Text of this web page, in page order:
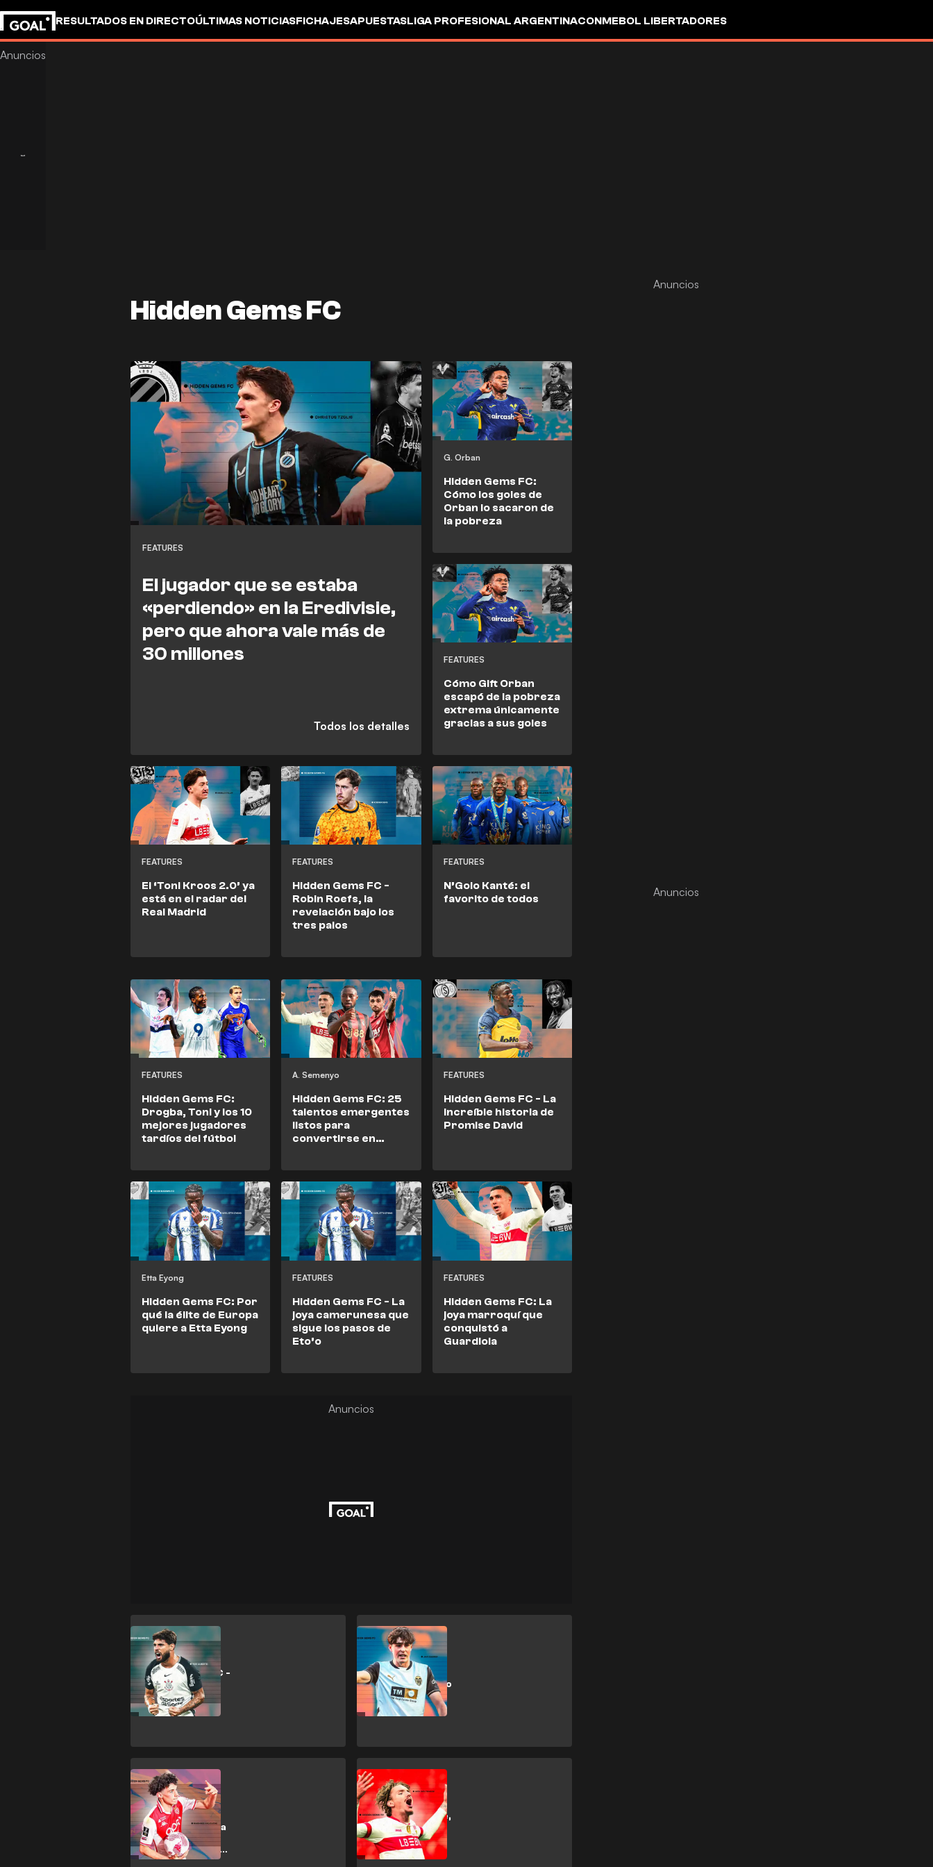
RESULTADOS EN DIRECTOÚLTIMAS NOTICIASFICHAJESAPUESTASLIGA PROFESIONAL ARGENTINACONMEBOL LIBERTADORES
Hidden Gems FC
FEATURES
El jugador que se estaba
«perdiendo» en la Eredivisie,
pero que ahora vale más de
30 millones
G. Orban
Hidden Gems FC:
Cómo los goles de
Orban lo sacaron de
la pobreza
FEATURES
Cómo Gift Orban
escapó de la pobreza
extrema únicamente
gracias a sus goles
FEATURES
El ‘Toni Kroos 2.0’ ya
está en el radar del
Real Madrid
FEATURES
Hidden Gems FC -
Robin Roefs, la
revelación bajo los
tres palos
FEATURES
N’Golo Kanté: el
favorito de todos
FEATURES
Hidden Gems FC:
Drogba, Toni y los 10
mejores jugadores
tardíos del fútbol
A. Semenyo
Hidden Gems FC: 25
talentos emergentes
listos para
convertirse en
FEATURES
Hidden Gems FC - La
increíble historia de
Promise David
Etta Eyong
Hidden Gems FC: Por
qué la élite de Europa
quiere a Etta Eyong
FEATURES
Hidden Gems FC - La
joya camerunesa que
sigue los pasos de
Eto’o
FEATURES
Hidden Gems FC: La
joya marroquí que
conquistó a
Guardiola
FEATURES
Hidden Gems FC -
Yuri Alberto
FEATURES
Javi Guerra, el
diamante atípico
extraído de las
entrañas de
Valencia
FEATURES
Maghnes
Akliouche: la joya
del Mónaco que
busca brillar en
Europa
FEATURES
Nick Woltemade,
el gigante
técnicamente
dotado del
Stuttgart